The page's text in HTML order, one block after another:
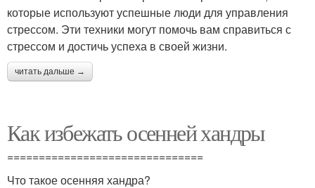
которые используют успешные люди для управления
стрессом. Эти техники могут помочь вам справиться с
стрессом и достичь успеха в своей жизни.
читать дальше →
Как избежать осенней хандры
===============================
Что такое осенняя хандра?